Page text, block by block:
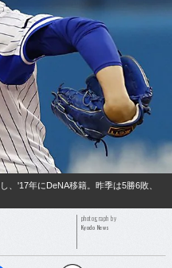
、'17年にDeNA移籍。昨季は5勝6敗、
photograph by
Kyodo News